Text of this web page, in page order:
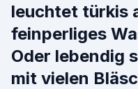
leuchtet türkis
feinperliges
Oder lebendig
mit vielen